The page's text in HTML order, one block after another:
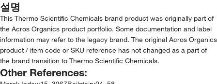
설명
This Thermo Scientific Chemicals brand product was originally part of
the Acros Organics product portfolio. Some documentation and label
information may refer to the legacy brand. The original Acros Organics
product / item code or SKU reference has not changed as a part of
the brand transition to Thermo Scientific Chemicals.
Other References: